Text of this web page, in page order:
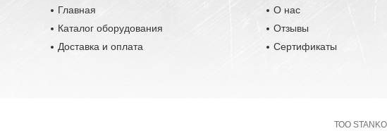
Главная
Каталог оборудования
Доставка и оплата
О нас
Отзывы
Сертификаты